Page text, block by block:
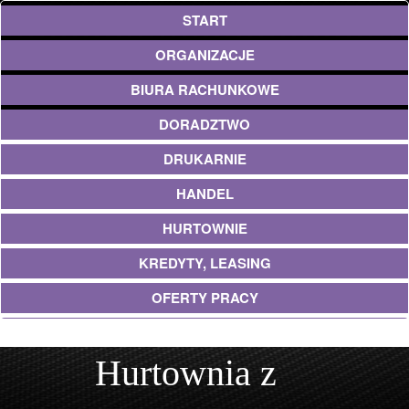
START
ORGANIZACJE
BIURA RACHUNKOWE
DORADZTWO
DRUKARNIE
HANDEL
HURTOWNIE
KREDYTY, LEASING
OFERTY PRACY
BANKI, PRZELEWY, WALUTY, KANTORY
USŁUGI BUDOWLANE
Hurtownia z